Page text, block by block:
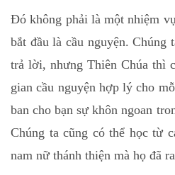
Đó không phải là một nhiệm
bắt đầu là cầu nguyện. Chúng
trả lời, nhưng Thiên Chúa thì
gian cầu nguyện hợp lý cho
ban cho bạn sự khôn ngoan
Chúng ta cũng có thể học từ
nam nữ thánh thiện mà họ đã